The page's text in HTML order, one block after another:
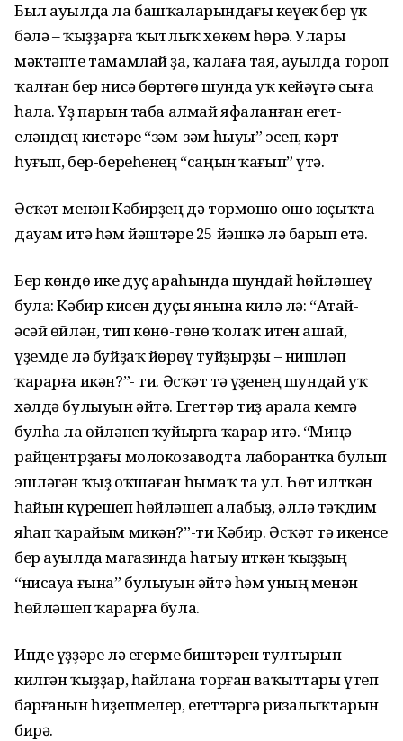
Был ауылда ла башҡаларындағы кеүек бер үк
бәлә – ҡыҙҙарға ҡытлыҡ хөкөм һөрә. Улары
мәктәпте тамамлай ҙа, ҡалаға тая, ауылда тороп
ҡалған бер нисә бөртөгө шунда уҡ кейәүгә сыға
һала. Үҙ парын таба алмай яфаланған егет-
еләндең кистәре “зәм-зәм һыуы” эсеп, кәрт
һуғып, бер-береһенең “саңын ҡағып” үтә.
Әсҡәт менән Кәбирҙең дә тормошо ошо юҫыҡта
дауам итә һәм йәштәре 25 йәшкә лә барып етә.
Бер көндө ике дуҫ араһында шундай һөйләшеү
була: Кәбир кисен дуҫы янына килә лә: “Атай-
әсәй өйлән, тип көнө-төнө ҡолаҡ итен ашай,
үҙемде лә буйҙаҡ йөрөү туйҙырҙы – нишләп
ҡарарға икән?”- ти. Әсҡәт тә үҙенең шундай уҡ
хәлдә булыуын әйтә. Егеттәр тиҙ арала кемгә
булһа ла өйләнеп ҡуйырға ҡарар итә. “Миңә
райцентрҙағы молокозаводта лаборантка булып
эшләгән ҡыҙ оҡшаған һымаҡ та ул. Һөт илткән
һайын күрешеп һөйләшеп алабыҙ, әллә тәҡдим
яһап ҡарайым микән?”-ти Кәбир. Әсҡәт тә икенсе
бер ауылда магазинда һатыу иткән ҡыҙҙың
“нисауа ғына” булыуын әйтә һәм уның менән
һөйләшеп ҡарарға була.
Инде үҙҙәре лә егерме биштәрен тултырып
килгән ҡыҙҙар, һайлана торған ваҡыттары үтеп
барғанын һиҙепмелер, егеттәргә ризалыҡтарын
бирә.